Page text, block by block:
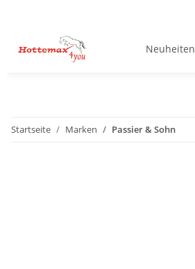
Neuheiten
Startseite Marken Passier & Sohn